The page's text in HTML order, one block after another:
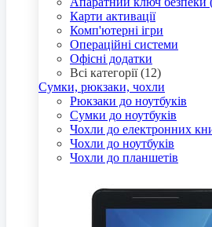
Карти активації
Комп'ютерні ігри
Операційні системи
Офісні додатки
Всі категорії (12)
Сумки, рюкзаки, чохли
Рюкзаки до ноутбуків
Сумки до ноутбуків
Чохли до електронних
Чохли до ноутбуків
Чохли до планшетів